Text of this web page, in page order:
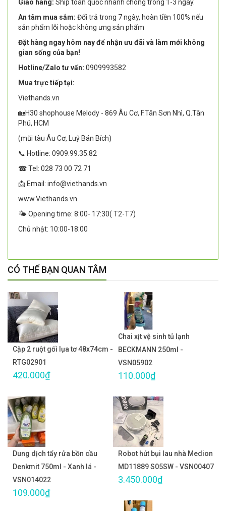
Giao hàng: Ship toàn quốc nhanh chóng trong 1-3 ngày.
An tâm mua sắm: Đổi trả trong 7 ngày, hoàn tiền 100% nếu
sản phẩm lỗi hoặc không ưng sản phẩm
Đặt hàng ngay hôm nay để nhận ưu đãi và làm mới không
gian sống của bạn!
Hotline/Zalo tư vấn: 0909993582
Mua trực tiếp tại:
Viethands.vn
🏡H30 shophouse Melody - 869 Âu Cơ, F.Tân Sơn Nhì, Q.Tân
Phú, HCM
(mũi tàu Âu Cơ, Luỹ Bán Bích)
📞 Hotline: 0909.99.35.82
☎ Tel: 028 73 00 72 71
📩 Email: info@viethands.vn
www.Viethands.vn
🌤️ Opening time: 8:00- 17:30( T2-T7)
Chủ nhật: 10:00-18:00
CÓ THỂ BẠN QUAN TÂM
Cặp 2 ruột gối lụa tơ 48x74cm -
RTG02901
420.000₫
Chai xịt vệ sinh tủ lạnh
BECKMANN 250ml -
VSN05902
110.000₫
Dung dịch tẩy rửa bồn cầu
Denkmit 750ml - Xanh lá -
VSN014022
109.000₫
Robot hút bụi lau nhà Medion
MD11889 S05SW - VSN00407
3.450.000₫